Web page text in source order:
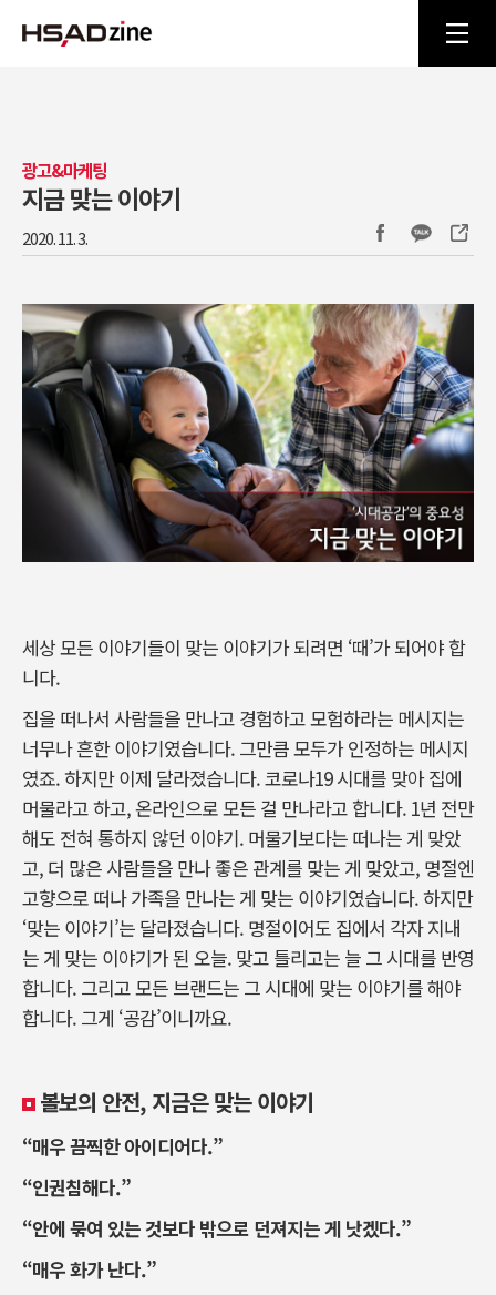
광고&마케팅
지금 맞는 이야기
2020. 11. 3.
세상 모든 이야기들이 맞는 이야기가 되려면 ‘때’가 되어야 합
니다.
집을 떠나서 사람들을 만나고 경험하고 모험하라는 메시지는
너무나 흔한 이야기였습니다. 그만큼 모두가 인정하는 메시지
였죠. 하지만 이제 달라졌습니다. 코로나19 시대를 맞아 집에
머물라고 하고, 온라인으로 모든 걸 만나라고 합니다. 1년 전만
해도 전혀 통하지 않던 이야기. 머물기보다는 떠나는 게 맞았
고, 더 많은 사람들을 만나 좋은 관계를 맞는 게 맞았고, 명절엔
고향으로 떠나 가족을 만나는 게 맞는 이야기였습니다. 하지만
‘맞는 이야기’는 달라졌습니다. 명절이어도 집에서 각자 지내
는 게 맞는 이야기가 된 오늘. 맞고 틀리고는 늘 그 시대를 반영
합니다. 그리고 모든 브랜드는 그 시대에 맞는 이야기를 해야
합니다. 그게 ‘공감’이니까요.
볼보의 안전, 지금은 맞는 이야기
“매우 끔찍한 아이디어다.”
“인권침해다.”
“안에 묶여 있는 것보다 밖으로 던져지는 게 낫겠다.”
“매우 화가 난다.”